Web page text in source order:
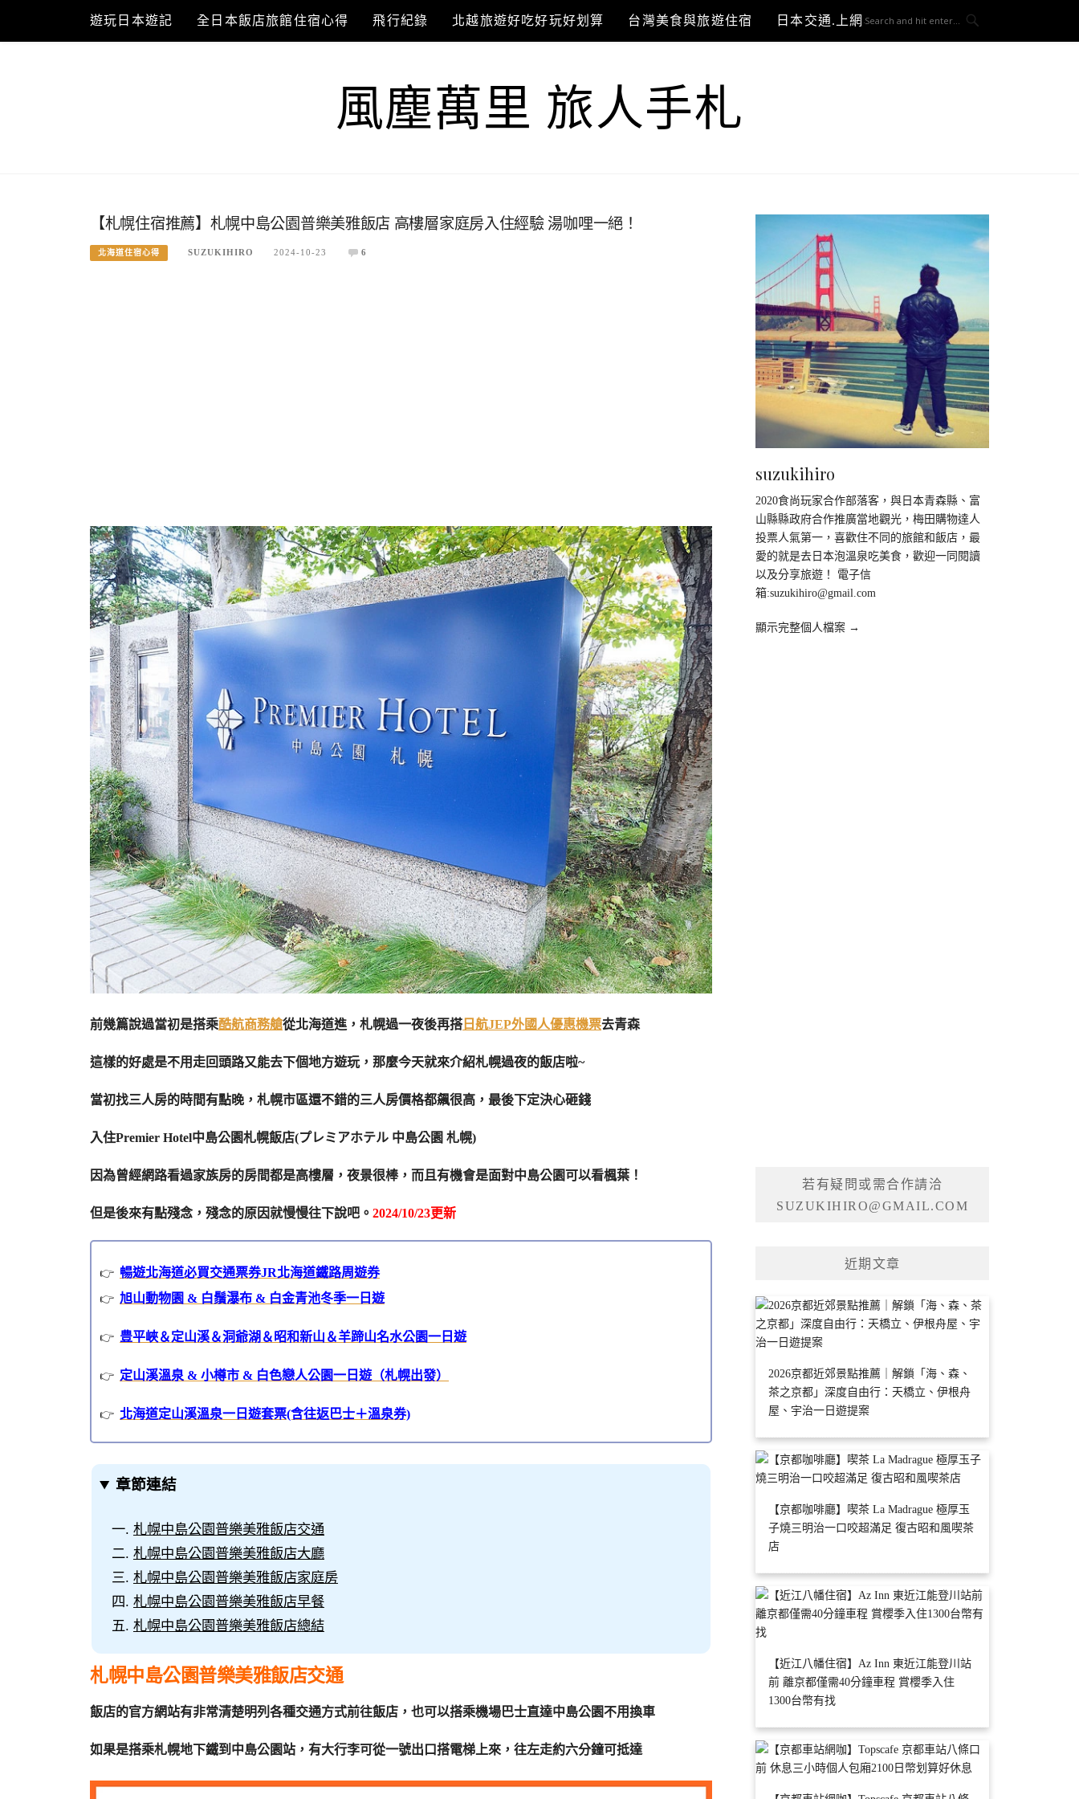
content
遊玩日本遊記 全日本飯店旅館住宿心得 飛行紀錄 北越旅遊好吃好玩好划算 台灣美食與旅遊住宿 日本交通.上網與3C開箱
風塵萬里 旅人手札
【札幌住宿推薦】札幌中島公園普樂美雅飯店 高樓層家庭房入住經驗 湯咖哩一絕！
北海道住宿心得 SUZUKIHIRO 2024-10-23 6
前幾篇說過當初是搭乘酷航商務艙從北海道進，札幌過一夜後再搭 日航JEP外國人優惠機票去青森
這樣的好處是不用走回頭路又能去下個地方遊玩，那麼今天就來介紹札幌過夜的飯店啦~
當初找三人房的時間有點晚，札幌市區還不錯的三人房價格都飆很高，最後下定決心砸錢
入住Premier Hotel中島公園札幌飯店(プレミアホテル 中島公園 札幌)
因為曾經網路看過家族房的房間都是高樓層，夜景很棒，而且有機會是面對中島公園可以看楓葉！
但是後來有點殘念，殘念的原因就慢慢往下說吧。 2024/10/23更新
暢遊北海道必買交通票券JR北海道鐵路周遊券
旭山動物園 & 白鬚瀑布 & 白金青池冬季一日遊
豊平峽＆定山溪＆洞爺湖＆昭和新山＆羊蹄山名水公園一日遊
定山溪溫泉 & 小樽市 & 白色戀人公園一日遊（札幌出發）
北海道定山溪溫泉一日遊套票(含往返巴士＋溫泉券)
章節連結
札幌中島公園普樂美雅飯店交通
札幌中島公園普樂美雅飯店大廳
札幌中島公園普樂美雅飯店家庭房
札幌中島公園普樂美雅飯店早餐
札幌中島公園普樂美雅飯店總結
札幌中島公園普樂美雅飯店交通
飯店的官方網站有非常清楚明列各種交通方式前往飯店，也可以搭乘機場巴士直達中島公園不用換車
如果是搭乘札幌地下鐵到中島公園站，有大行李可從一號出口搭電梯上來，往左走約六分鐘可抵達
suzukihiro
2020食尚玩家合作部落客，與日本青森縣、富
山縣縣政府合作推廣當地觀光，梅田購物達人
投票人氣第一，喜歡住不同的旅館和飯店，最
愛的就是去日本泡溫泉吃美食，歡迎一同閱讀
以及分享旅遊！ 電子信
箱:suzukihiro@gmail.com
顯示完整個人檔案 →
若有疑問或需合作請洽
SUZUKIHIRO@GMAIL.COM
近期文章
2026京都近郊景點推薦｜解鎖「海、森、
茶之京都」深度自由行：天橋立、伊根舟
屋、宇治一日遊提案
【京都咖啡廳】喫茶 La Madrague 極厚玉
子燒三明治一口咬超滿足 復古昭和風喫茶
店
【近江八幡住宿】Az Inn 東近江能登川站
前 離京都僅需40分鐘車程 賞櫻季入住
1300台幣有找